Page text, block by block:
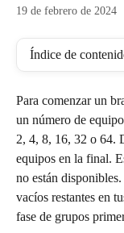
19 de febrero de 2024
Índice de
Para comenzar un
un número de
2, 4, 8, 16, 32 o 64.
equipos en la final.
no están
vacíos restantes en
fase de grupos